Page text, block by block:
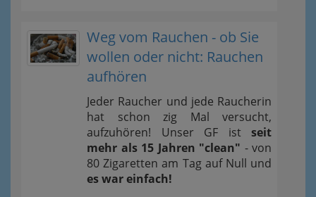
Weg vom Rauchen - ob Sie
wollen oder nicht: Rauchen
aufhören
Jeder Raucher und jede Raucherin
hat schon zig Mal versucht,
aufzuhören! Unser GF ist seit
mehr als 15 Jahren "clean" - von
80 Zigaretten am Tag auf Null und
es war einfach!